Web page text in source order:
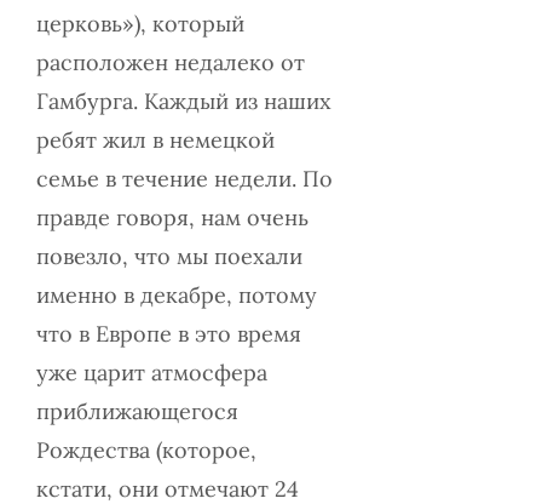
церковь»), который
расположен недалеко от
Гамбурга. Каждый из наших
ребят жил в немецкой
семье в течение недели. По
правде говоря, нам очень
повезло, что мы поехали
именно в декабре, потому
что в Европе в это время
уже царит атмосфера
приближающегося
Рождества (которое,
кстати, они отмечают 24